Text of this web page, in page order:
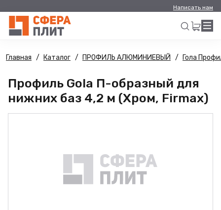
Написать нам
Искать
Главная Каталог ПРОФИЛЬ АЛЮМИНИЕВЫЙ Гола
Профиль Gola П-образный для
нижних баз 4,2 м (Хром, Firmax)